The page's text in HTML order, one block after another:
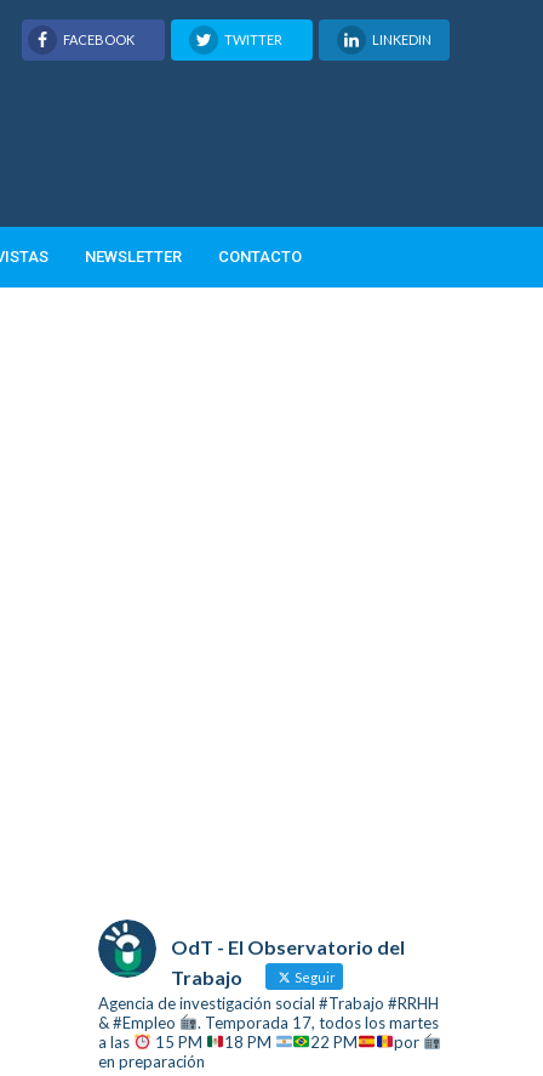
FACEBOOK TWITTER LINKEDIN
NEWSLETTER CONTACTO
OdT - El Observatorio del
Trabajo
Seguir
Agencia de investigación social #Trabajo #RRHH
& #Empleo
. Temporada 17, todos los martes
a las
15 PM 18 PM 22 PM
por
en preparación